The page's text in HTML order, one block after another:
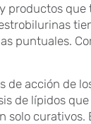
productos
puntuales.
de acción de
de lípidos
solo